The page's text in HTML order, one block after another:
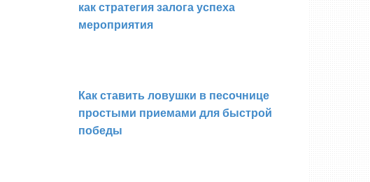
как стратегия залога успеха
мероприятия
Как ставить ловушки в песочнице
простыми приемами для быстрой
победы